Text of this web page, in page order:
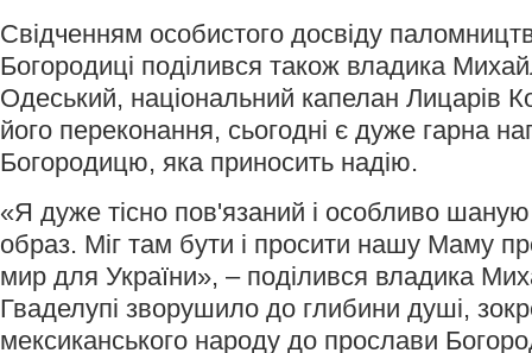
Свідченням особистого досвіду
Богородиці поділився також владика
Одеський, національний капелан Лицарів
його переконання, сьогодні є дуже гарна
Богородицю, яка приносить надію.
«Я дуже тісно пов'язаний і особливо
образ. Міг там бути і просити нашу Маму
мир для України», – поділився владика
Гваделупі зворушило до глибини душі,
мексиканського народу до прослави